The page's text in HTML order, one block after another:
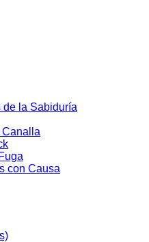
de la Sabiduría
Canalla
con Causa